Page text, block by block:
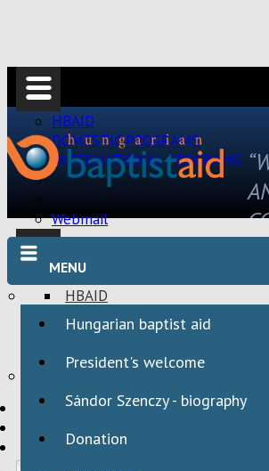
HBAID
DOMESTIC PROGRAMS
INTERNATIONAL PROGRAMS
Webmail
HBAID
DOMESTIC PROGRAMS
HBAID
INTERNATIONAL PROGRAMS
MENU
Hungarian baptist aid
President's welcome
Sándor Szenczy - biography
Donation